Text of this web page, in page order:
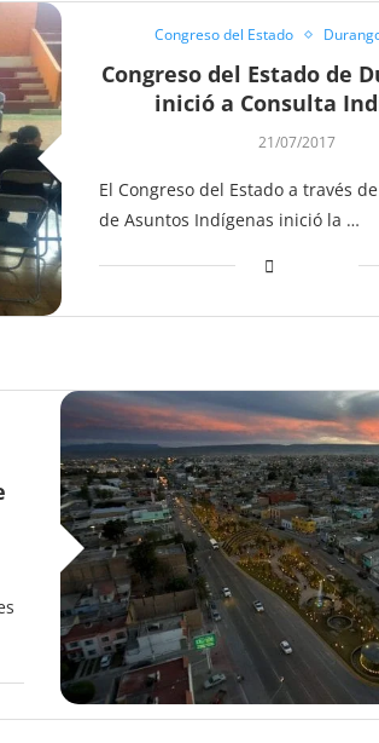
Congreso del Estado
Congreso del Estado de
inició a Consulta
21/07/2017
El Congreso del Estado a través
de Asuntos Indígenas inició la …